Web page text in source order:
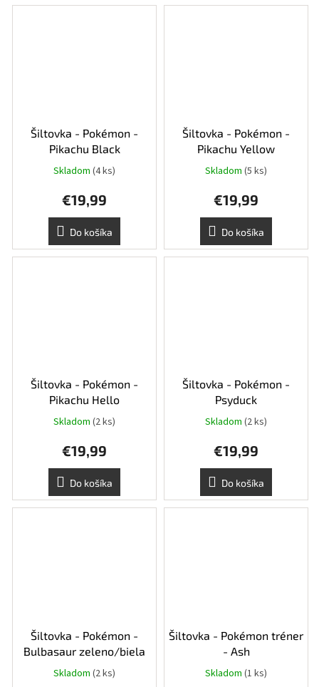
Šiltovka - Pokémon -
Pikachu Black
Skladom (4 ks)
€19,99
Do košíka
Šiltovka - Pokémon -
Pikachu Yellow
Skladom (5 ks)
€19,99
Do košíka
Šiltovka - Pokémon -
Pikachu Hello
Skladom (2 ks)
€19,99
Do košíka
Šiltovka - Pokémon -
Psyduck
Skladom (2 ks)
€19,99
Do košíka
Šiltovka - Pokémon -
Bulbasaur zeleno/biela
Skladom (2 ks)
Šiltovka - Pokémon tréner
- Ash
Skladom (1 ks)